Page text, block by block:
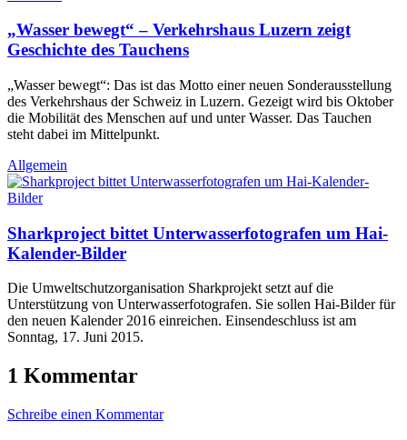
„Wasser bewegt“ – Verkehrshaus Luzern zeigt
Geschichte des Tauchens
„Wasser bewegt“: Das ist das Motto einer neuen Sonderausstellung
des Verkehrshaus der Schweiz in Luzern. Gezeigt wird bis Oktober
die Mobilität des Menschen auf und unter Wasser. Das Tauchen
steht dabei im Mittelpunkt.
Allgemein
Sharkproject bittet Unterwasserfotografen um Hai-
Kalender-Bilder
Die Umweltschutzorganisation Sharkprojekt setzt auf die
Unterstützung von Unterwasserfotografen. Sie sollen Hai-Bilder für
den neuen Kalender 2016 einreichen. Einsendeschluss ist am
Sonntag, 17. Juni 2015.
1 Kommentar
Schreibe einen Kommentar